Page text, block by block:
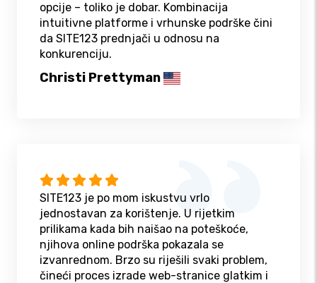
opcije – toliko je dobar. Kombinacija
intuitivne platforme i vrhunske podrške čini
da SITE123 prednjači u odnosu na
konkurenciju.
Christi Prettyman
SITE123 je po mom iskustvu vrlo
jednostavan za korištenje. U rijetkim
prilikama kada bih naišao na poteškoće,
njihova online podrška pokazala se
izvanrednom. Brzo su riješili svaki problem,
čineći proces izrade web-stranice glatkim i